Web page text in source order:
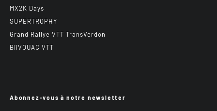
MX2K Days
SUPERTROPHY
Grand Rallye VTT TransVerdon
BiiVOUAC VTT
Abonnez-vous à notre newsletter